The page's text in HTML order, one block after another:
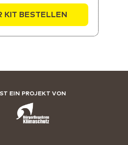
KIT BESTELLEN
EIN PROJEKT VON